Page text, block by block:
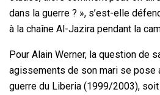
dans la guerre ? », s’est-elle
à la chaîne Al-Jazira pendant la
Pour Alain Werner, la question de
agissements de son mari se pose
guerre du Liberia (1999/2003),